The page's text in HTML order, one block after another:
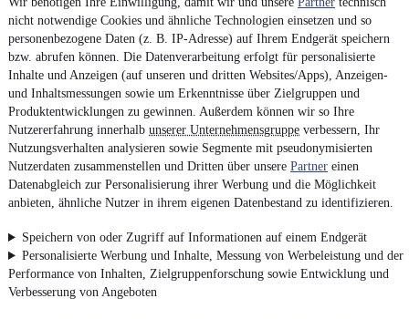
nicht notwendige Cookies und ähnliche Technologien einsetzen und so
personenbezogene Daten (z. B. IP-Adresse) auf Ihrem Endgerät speichern
bzw. abrufen können. Die Datenverarbeitung erfolgt für personalisierte
Inhalte und Anzeigen (auf unseren und dritten Websites/Apps), Anzeigen-
und Inhaltsmessungen sowie um Erkenntnisse über Zielgruppen und
Produktentwicklungen zu gewinnen. Außerdem können wir so Ihre
Nutzererfahrung innerhalb unserer Unternehmensgruppe verbessern, Ihr
Nutzungsverhalten analysieren sowie Segmente mit pseudonymisierten
Nutzerdaten zusammenstellen und Dritten über unsere Partner einen
Datenabgleich zur Personalisierung ihrer Werbung und die Möglichkeit
anbieten, ähnliche Nutzer in ihrem eigenen Datenbestand zu identifizieren.
Speichern von oder Zugriff auf Informationen auf einem Endgerät
Personalisierte Werbung und Inhalte, Messung von Werbeleistung und der
Performance von Inhalten, Zielgruppenforschung sowie Entwicklung und
Verbesserung von Angeboten